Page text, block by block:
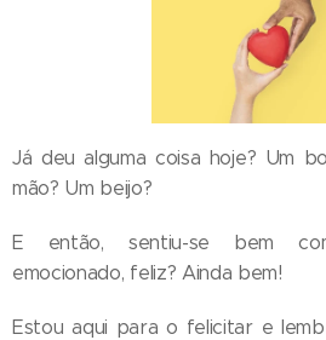
Já deu alguma coisa hoje? Um
mão? Um beijo?
E então, sentiu-se bem
emocionado, feliz? Ainda bem!
Estou aqui para o felicitar e